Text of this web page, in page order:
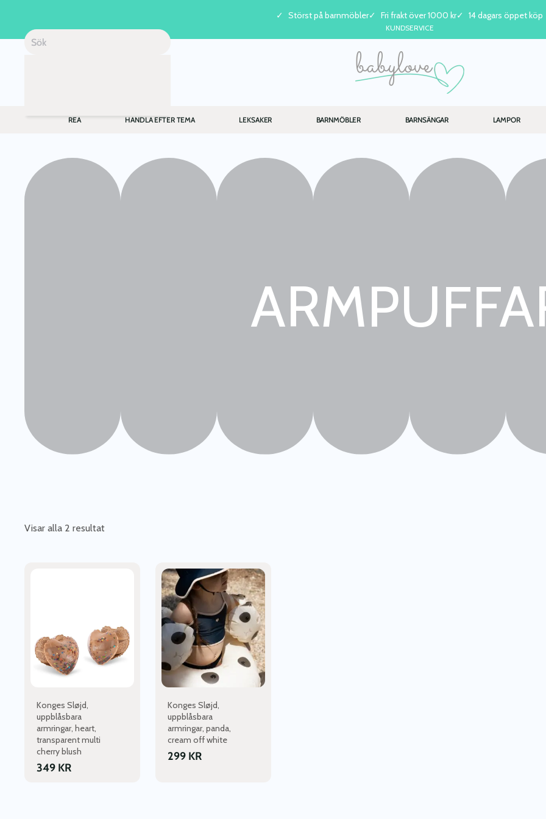
Skip to main content
Störst på barnmöbler Fri frakt över 1000 kr 14 dagars öppet köp
KUNDSERVICE
REA HANDLA EFTER TEMA LEKSAKER BARNMÖBLER BARNSÄNGAR LAMPOR
Visar alla 2 resultat
Konges Sløjd,
uppblåsbara
armringar, heart,
transparent multi
cherry blush
349 KR
Konges Sløjd,
uppblåsbara
armringar, panda,
cream off white
299 KR